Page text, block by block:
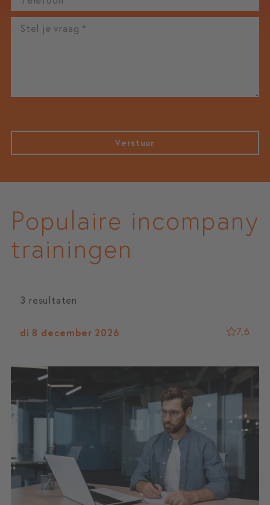
Verstuur
Populaire incompany
trainingen
3 resultaten
di 8 december 2026 7,6